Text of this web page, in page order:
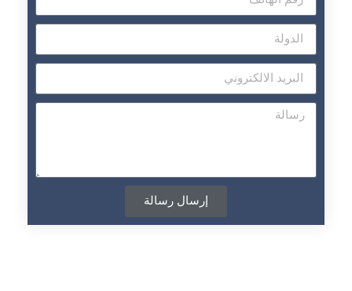
إرسال رسالة